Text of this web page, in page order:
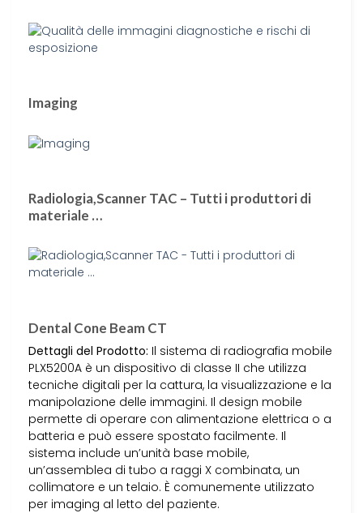
Imaging
Radiologia,Scanner TAC – Tutti i produttori di
materiale …
Dental Cone Beam CT
Dettagli del Prodotto: Il sistema di radiografia mobile
PLX5200A è un dispositivo di classe II che utilizza
tecniche digitali per la cattura, la visualizzazione e la
manipolazione delle immagini. Il design mobile
permette di operare con alimentazione elettrica o a
batteria e può essere spostato facilmente. Il
sistema include un’unità base mobile,
un’assemblea di tubo a raggi X combinata, un
collimatore e un telaio. È comunemente utilizzato
per imaging al letto del paziente.